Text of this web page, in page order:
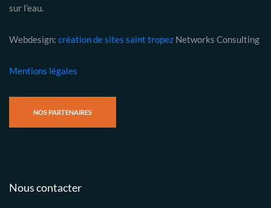
sur l’eau.
Webdesign: création de sites saint tropez Networks Consulting
Mentions légales
NOS PARTENAIRES
Nous contacter